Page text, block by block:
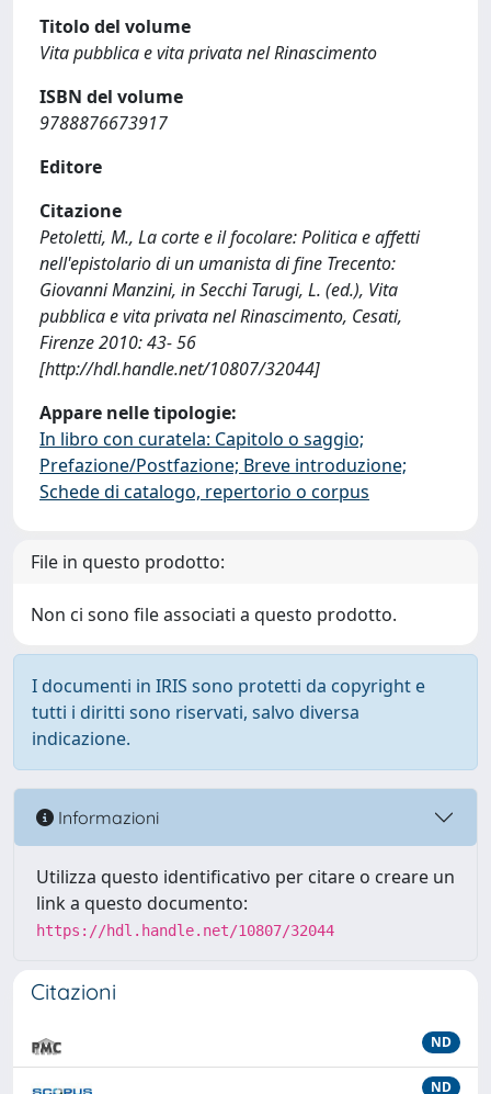
Titolo del volume
Vita pubblica e vita privata nel Rinascimento
ISBN del volume
9788876673917
Editore
Citazione
Petoletti, M., La corte e il focolare: Politica e affetti
nell'epistolario di un umanista di fine Trecento:
Giovanni Manzini, in Secchi Tarugi, L. (ed.), Vita
pubblica e vita privata nel Rinascimento, Cesati,
Firenze 2010: 43- 56
[http://hdl.handle.net/10807/32044]
Appare nelle tipologie:
In libro con curatela: Capitolo o saggio;
Prefazione/Postfazione; Breve introduzione;
Schede di catalogo, repertorio o corpus
File in questo prodotto:
Non ci sono file associati a questo prodotto.
I documenti in IRIS sono protetti da copyright e
tutti i diritti sono riservati, salvo diversa
indicazione.
Informazioni
Utilizza questo identificativo per citare o creare un
link a questo documento:
https://hdl.handle.net/10807/32044
Citazioni
ND
ND